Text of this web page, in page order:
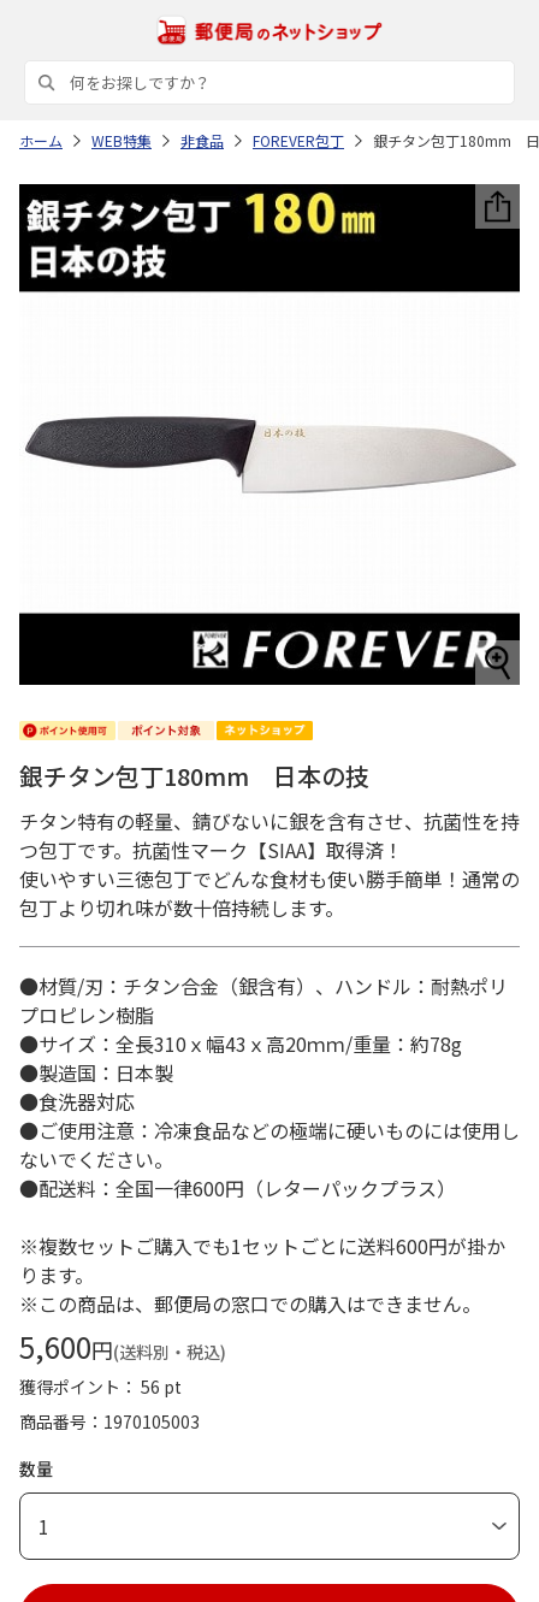
ホーム WEB特集 非食品 FOREVER包丁 銀チタン包丁180mm
銀チタン包丁180mm 日本の技
チタン特有の軽量、錆びないに銀を含有させ、抗菌性を持
つ包丁です。抗菌性マーク【SIAA】取得済！
使いやすい三徳包丁でどんな食材も使い勝手簡単！通常の
包丁より切れ味が数十倍持続します。
●材質/刃：チタン合金（銀含有）、ハンドル：耐熱ポリ
プロピレン樹脂
●サイズ：全長310ｘ幅43ｘ高20ｍｍ/重量：約78g
●製造国：日本製
●食洗器対応
●ご使用注意：冷凍食品などの極端に硬いものには使用し
ないでください。
●配送料：全国一律600円（レターパックプラス）
※複数セットご購入でも1セットごとに送料600円が掛か
ります。
※この商品は、郵便局の窓口での購入はできません。
5,600円(送料別・税込)
獲得ポイント： 56 pt
商品番号
1970105003
数量
1